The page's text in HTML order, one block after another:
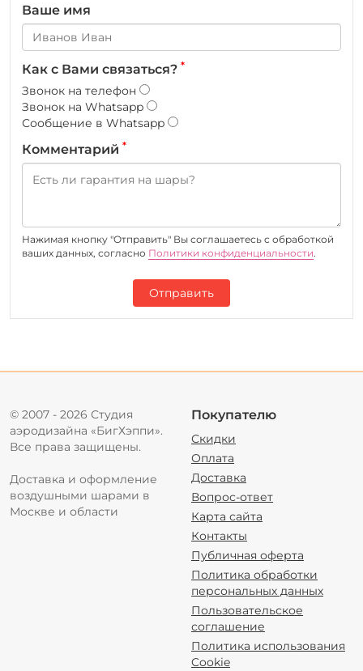
Ваше имя
Как с Вами связаться? *
Звонок на телефон
Звонок на Whatsapp
Сообщение в Whatsapp
Комментарий *
Нажимая кнопку "Отправить" Вы соглашаетесь c обработкой
ваших данных, согласно Политики конфиденциальности.
Отправить
© 2007 - 2026 Студия
аэродизайна «БигХэппи».
Все права защищены.
Доставка и оформление
воздушными шарами в
Москве и области
Покупателю
Скидки
Оплата
Доставка
Вопрос-ответ
Карта сайта
Контакты
Публичная оферта
Политика обработки
персональных данных
Пользовательское
соглашение
Политика использования
Cookie